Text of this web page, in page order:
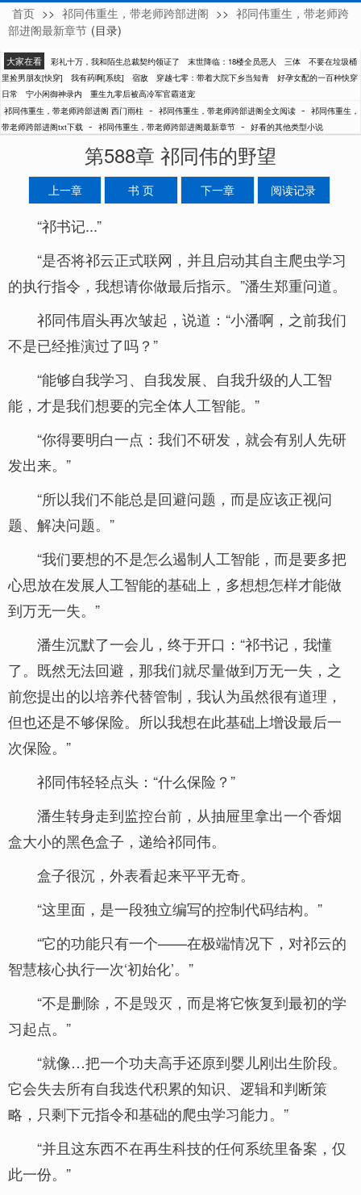
西门雨柱
首页 >> 祁同伟重生，带老师跨部进阁 >> 祁同伟重生，带老师跨
部进阁最新章节 (目录)
大家在看 彩礼十万，我和陌生总裁契约领证了 末世降临：18楼全员恶人 三体
不要在垃圾桶
里捡男朋友[快穿]
我有药啊[系统] 宿敌 穿越七零：带着大院下乡当知青
好孕女配的一百种快穿
日常
宁小闲御神录内
重生九零后被高冷军官霸道宠
祁同伟重生，带老师跨部进阁 西门雨柱 - 祁同伟重生，带老师跨部进阁全文阅读 - 祁同伟重生，
带老师跨部进阁txt下载 - 祁同伟重生，带老师跨部进阁最新章节 - 好看的其他类型小说
第588章 祁同伟的野望
上一章 书 页 下一章 阅读记录
“祁书记...”
“是否将祁云正式联网，并且启动其自主爬虫学习
的执行指令，我想请你做最后指示。”潘生郑重问道。
祁同伟眉头再次皱起，说道：“小潘啊，之前我们
不是已经推演过了吗？”
“能够自我学习、自我发展、自我升级的人工智
能，才是我们想要的完全体人工智能。”
“你得要明白一点：我们不研发，就会有别人先研
发出来。”
“所以我们不能总是回避问题，而是应该正视问
题、解决问题。”
“我们要想的不是怎么遏制人工智能，而是要多把
心思放在发展人工智能的基础上，多想想怎样才能做
到万无一失。”
潘生沉默了一会儿，终于开口：“祁书记，我懂
了。既然无法回避，那我们就尽量做到万无一失，之
前您提出的以培养代替管制，我认为虽然很有道理，
但也还是不够保险。所以我想在此基础上增设最后一
次保险。”
祁同伟轻轻点头：“什么保险？”
潘生转身走到监控台前，从抽屉里拿出一个香烟
盒大小的黑色盒子，递给祁同伟。
盒子很沉，外表看起来平平无奇。
“这里面，是一段独立编写的控制代码结构。”
“它的功能只有一个——在极端情况下，对祁云的
智慧核心执行一次‘初始化’。”
“不是删除，不是毁灭，而是将它恢复到最初的学
习起点。”
“就像…把一个功夫高手还原到婴儿刚出生阶段。
它会失去所有自我迭代积累的知识、逻辑和判断策
略，只剩下元指令和基础的爬虫学习能力。”
“并且这东西不在再生科技的任何系统里备案，仅
此一份。”